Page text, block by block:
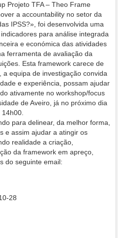
Projeto TFA – Theo Frame
a accountability no setor da
IPSS?», foi desenvolvida uma
para análise integrada
e económica das atividades
ferramenta de avaliação da
Esta framework carece de
a equipa de investigação convida
e experiência, possam ajudar
ativamente no workshop/focus
de Aveiro, já no próximo dia
para delinear, da melhor forma,
e assim ajudar a atingir os
realidade a criação,
da framework em apreço,
do seguinte email:
28